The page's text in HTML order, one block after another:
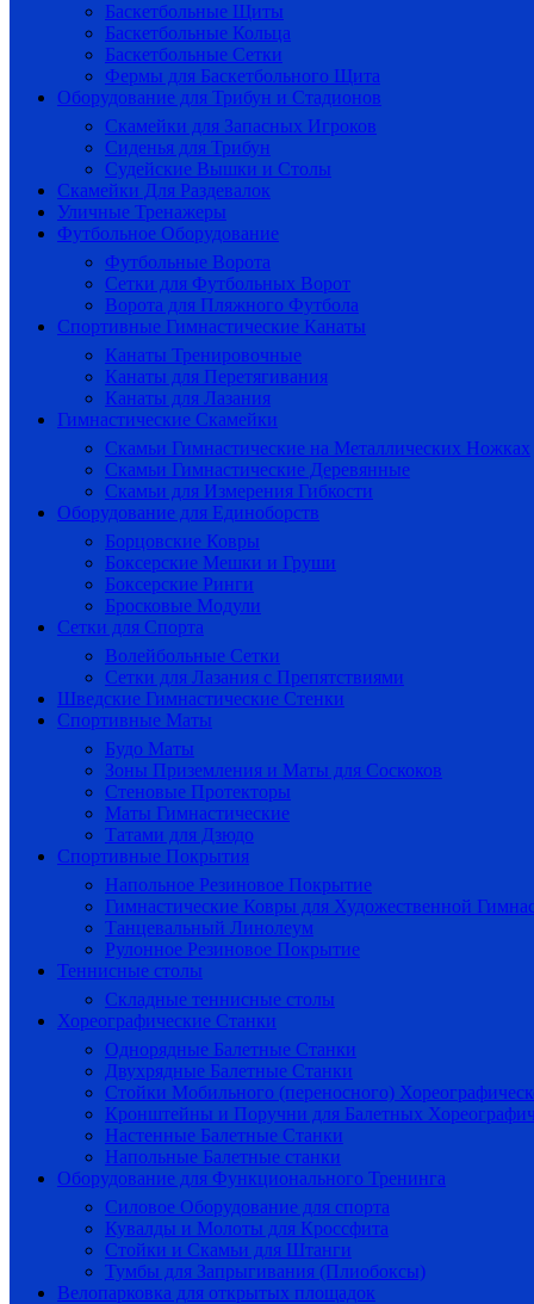
Баскетбольные Щиты
Баскетбольные Кольца
Баскетбольные Сетки
Фермы для Баскетбольного Щита
Оборудование для Трибун и Стадионов
Скамейки для Запасных Игроков
Сиденья для Трибун
Судейские Вышки и Столы
Скамейки Для Раздевалок
Уличные Тренажеры
Футбольное Оборудование
Футбольные Ворота
Сетки для Футбольных Ворот
Ворота для Пляжного Футбола
Спортивные Гимнастические Канаты
Канаты Тренировочные
Канаты для Перетягивания
Канаты для Лазания
Гимнастические Скамейки
Скамьи Гимнастические на Металлических Ножках
Скамьи Гимнастические Деревянные
Скамьи для Измерения Гибкости
Оборудование для Единоборств
Борцовские Ковры
Боксерские Мешки и Груши
Боксерские Ринги
Бросковые Модули
Сетки для Спорта
Волейбольные Сетки
Сетки для Лазания с Препятствиями
Шведские Гимнастические Стенки
Спортивные Маты
Будо Маты
Зоны Приземления и Маты для Соскоков
Стеновые Протекторы
Маты Гимнастические
Татами для Дзюдо
Спортивные Покрытия
Напольное Резиновое Покрытие
Гимнастические Ковры для Художественной
Танцевальный Линолеум
Рулонное Резиновое Покрытие
Теннисные столы
Складные теннисные столы
Хореографические Станки
Однорядные Балетные Станки
Двухрядные Балетные Станки
Стойки Мобильного (переносного)
Кронштейны и Поручни для Балетных
Настенные Балетные Станки
Напольные Балетные станки
Оборудование для Функционального Тренинга
Силовое Оборудование для спорта
Кувалды и Молоты для Кроссфита
Стойки и Скамьи для Штанги
Тумбы для Запрыгивания (Плиобоксы)
Велопарковка для открытых площадок